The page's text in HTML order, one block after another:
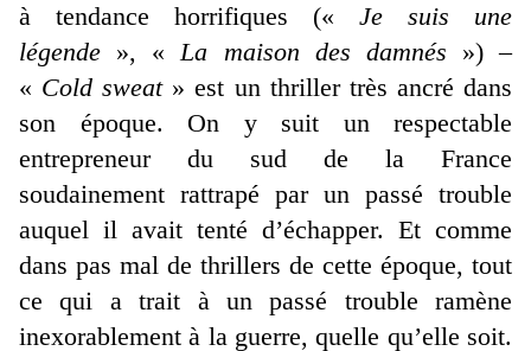
à tendance horrifiques (« Je suis une
légende », «La maison des damnés ») –
« Cold sweat» est un thriller très ancré dans
son époque. On y suit un respectable
entrepreneur du sud de la France
soudainement rattrapé par un passé trouble
auquel il avait tenté d’échapper. Et comme
dans pas mal de thrillers de cette époque, tout
ce qui a trait à un passé trouble ramène
inexorablement à la guerre, quelle qu’elle soit.